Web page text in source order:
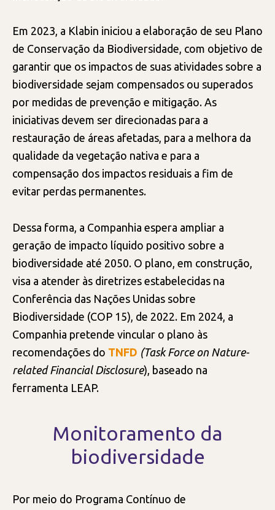
Em 2023, a Klabin iniciou a elaboração de seu Plano
de Conservação da Biodiversidade, com objetivo de
garantir que os impactos de suas atividades sobre a
biodiversidade sejam compensados ou superados
por medidas de prevenção e mitigação. As
iniciativas devem ser direcionadas para a
restauração de áreas afetadas, para a melhora da
qualidade da vegetação nativa e para a
compensação dos impactos residuais a fim de
evitar perdas permanentes.
Dessa forma, a Companhia espera ampliar a
geração de impacto líquido positivo sobre a
biodiversidade até 2050. O plano, em construção,
visa a atender às diretrizes estabelecidas na
Conferência das Nações Unidas sobre
Biodiversidade (COP 15), de 2022. Em 2024, a
Companhia pretende vincular o plano às
recomendações do TNFD (Task Force on Nature-
related Financial Disclosure), baseado na
ferramenta LEAP.
Monitoramento da
biodiversidade
Por meio do Programa Contínuo de